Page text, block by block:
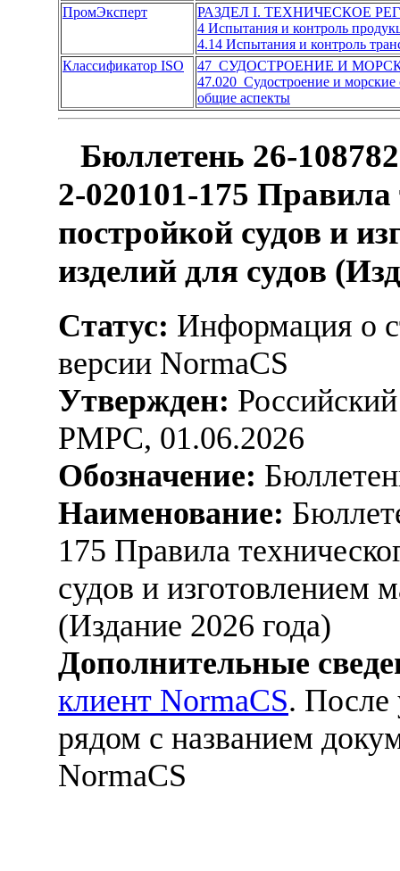
ПромЭксперт
РАЗДЕЛ I. ТЕХНИЧЕСКОЕ
4 Испытания и контроль
4.14 Испытания и контроль
Классификатор ISO
47 СУДОСТРОЕНИЕ И
47.020 Судостроение и
общие аспекты
Бюллетень 26-
2-020101-175 Правила
постройкой судов и
изделий для судов
Статус: Информация о
версии NormaCS
Утвержден:
РМРС, 01.06.2026
Обозначение:
Наименование:
175 Правила
судов и изготовлением
(Издание 2026 года)
Дополнительные
клиент NormaCS. После
рядом с названием
NormaCS